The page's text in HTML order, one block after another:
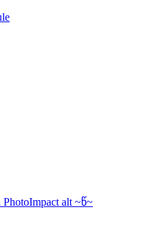
PhotoImpact alt ~წ~